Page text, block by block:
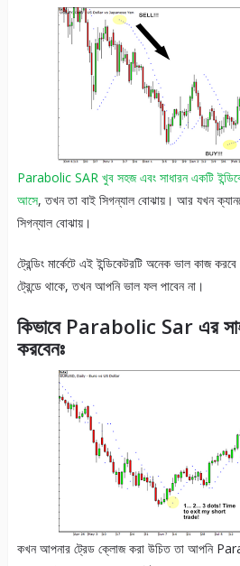
Parabolic SAR খুব সহজ এবং সাধারন একটি
আসে, তখন তা বাই সিগন্যাল বোঝায়। আর যখন
সিগন্যাল বোঝায়।
ট্রেন্ডিং মার্কেটে এই ইন্ডিকেটরটি অনেক ভাল কাজ
ট্রেন্ডে থাকে, তখন আপনি ভাল ফল পাবেন না।
কিভাবে Parabolic Sar এর
করবেনঃ
কখন আপনার ট্রেড ক্লোজ করা উচিত তা আপনি